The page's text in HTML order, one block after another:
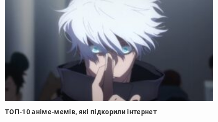
ТОП-10 аніме-мемів, які підкорили інтернет